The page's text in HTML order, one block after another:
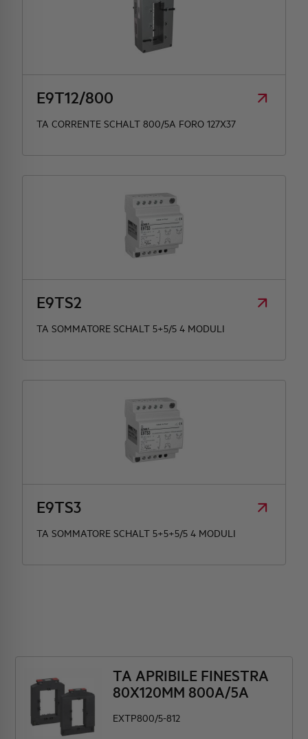
E9T12/800
TA CORRENTE SCHALT 800/5A FORO 127X37
E9TS2
TA SOMMATORE SCHALT 5+5/5 4 MODULI
E9TS3
TA SOMMATORE SCHALT 5+5+5/5 4 MODULI
TA APRIBILE FINESTRA
80X120MM 800A/5A
EXTP800/5-812